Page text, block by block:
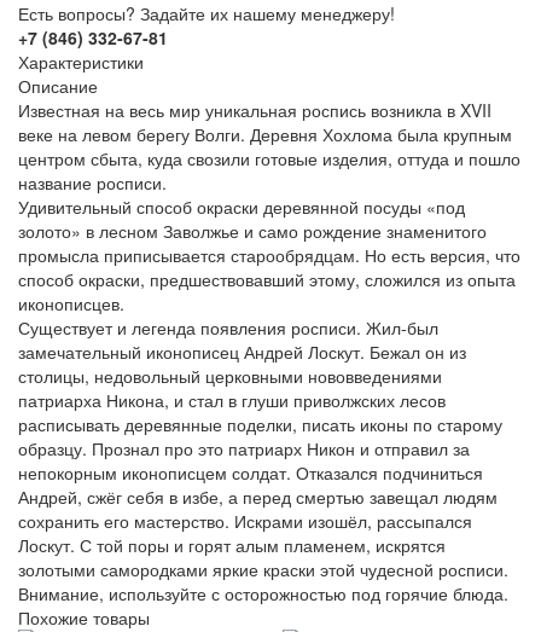
Есть вопросы? Задайте их нашему менеджеру!
+7 (846) 332-67-81
Характеристики
Описание
Известная на весь мир уникальная роспись возникла в XVII
веке на левом берегу Волги. Деревня Хохлома была крупным
центром сбыта, куда свозили готовые изделия, оттуда и пошло
название росписи.
Удивительный способ окраски деревянной посуды «под
золото» в лесном Заволжье и само рождение знаменитого
промысла приписывается старообрядцам. Но есть версия, что
способ окраски, предшествовавший этому, сложился из опыта
иконописцев.
Существует и легенда появления росписи. Жил-был
замечательный иконописец Андрей Лоскут. Бежал он из
столицы, недовольный церковными нововведениями
патриарха Никона, и стал в глуши приволжских лесов
расписывать деревянные поделки, писать иконы по старому
образцу. Прознал про это патриарх Никон и отправил за
непокорным иконописцем солдат. Отказался подчиниться
Андрей, сжёг себя в избе, а перед смертью завещал людям
сохранить его мастерство. Искрами изошёл, рассыпался
Лоскут. С той поры и горят алым пламенем, искрятся
золотыми самородками яркие краски этой чудесной росписи.
Внимание, используйте с осторожностью под горячие блюда.
Похожие товары